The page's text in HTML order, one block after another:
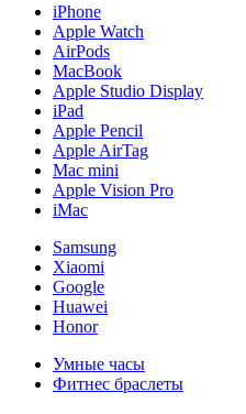
iPhone
Apple Watch
AirPods
MacBook
Apple Studio Display
iPad
Apple Pencil
Apple AirTag
Mac mini
Apple Vision Pro
iMac
Samsung
Xiaomi
Google
Huawei
Honor
Умные часы
Фитнес браслеты